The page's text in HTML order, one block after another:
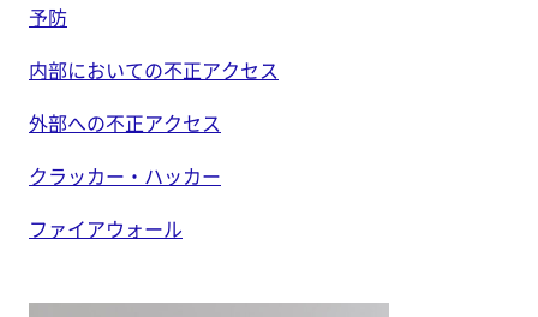
予防
内部においての不正アクセス
外部への不正アクセス
クラッカー・ハッカー
ファイアウォール